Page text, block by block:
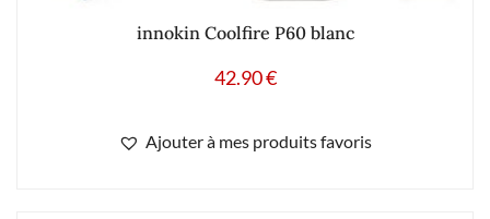
innokin Coolfire P60 blanc
42.90€
Ajouter à mes produits favoris